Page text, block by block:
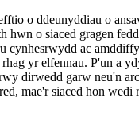
o ddeunyddiau o
hwn o siaced gragen
cynhesrwydd ac
yr elfennau. P'un a
dirwedd garw neu'n
mae'r siaced hon wedi